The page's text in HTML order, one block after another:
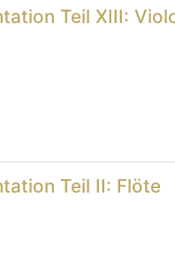
Teil XIII:
Teil II: Flöte